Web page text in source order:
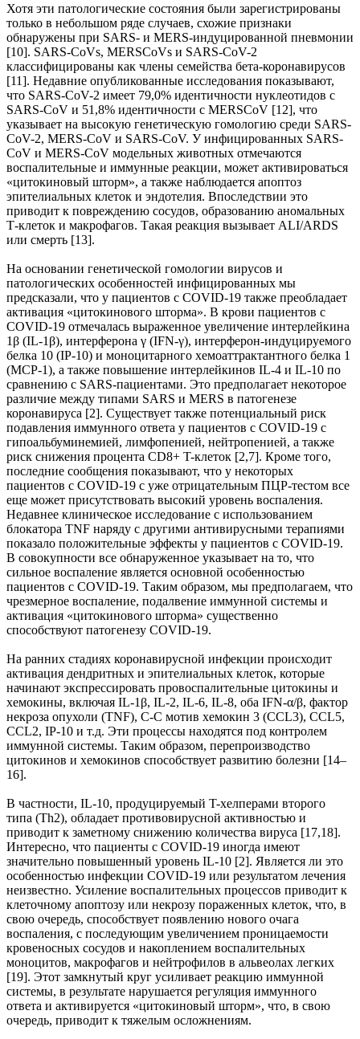
Хотя эти патологические состояния были зарегистрированы
только в небольшом ряде случаев, схожие признаки
обнаружены при SARS- и MERS-индуцированной пневмонии
[10]. SARS-CoVs, MERSCoVs и SARS-CoV-2
классифицированы как члены семейства бета-коронавирусов
[11]. Недавние опубликованные исследования показывают,
что SARS-CoV-2 имеет 79,0% идентичности нуклеотидов с
SARS-CoV и 51,8% идентичности с MERSCoV [12], что
указывает на высокую генетическую гомологию среди SARS-
CoV-2, MERS-CoV и SARS-CoV. У инфицированных SARS-
CoV и MERS-CoV модельных животных отмечаются
воспалительные и иммунные реакции, может активироваться
«цитокиновый шторм», а также наблюдается апоптоз
эпителиальных клеток и эндотелия. Впоследствии это
приводит к повреждению сосудов, образованию аномальных
Т-клеток и макрофагов. Такая реакция вызывает ALI/ARDS
или смерть [13].
На основании генетической гомологии вирусов и
патологических особенностей инфицированных мы
предсказали, что у пациентов с COVID-19 также преобладает
активация «цитокинового шторма». В крови пациентов с
COVID-19 отмечалась выраженное увеличение интерлейкина
1β (IL-1β), интерферона γ (IFN-γ), интерферон-индуцируемого
белка 10 (IP-10) и моноцитарного хемоаттрактантного белка 1
(MCP-1), а также повышение интерлейкинов IL-4 и IL-10 по
сравнению с SARS-пациентами. Это предполагает некоторое
различие между типами SARS и MERS в патогенезе
коронавируса [2]. Существует также потенциальный риск
подавления иммунного ответа у пациентов с COVID-19 с
гипоальбуминемией, лимфопенией, нейтропенией, а также
риск снижения процента CD8+ T-клеток [2,7]. Кроме того,
последние сообщения показывают, что у некоторых
пациентов с COVID-19 с уже отрицательным ПЦР-тестом все
еще может присутствовать высокий уровень воспаления.
Недавнее клиническое исследование с использованием
блокатора TNF наряду с другими антивирусными терапиями
показало положительные эффекты у пациентов с COVID-19.
В совокупности все обнаруженное указывает на то, что
сильное воспаление является основной особенностью
пациентов с COVID-19. Таким образом, мы предполагаем, что
чрезмерное воспаление, подалвение иммунной системы и
активация «цитокинового шторма» существенно
способствуют патогенезу COVID-19.
На ранних стадиях коронавирусной инфекции происходит
активация дендритных и эпителиальных клеток, которые
начинают экспрессировать провоспалительные цитокины и
хемокины, включая IL-1β, IL-2, IL-6, IL-8, оба IFN-α/β, фактор
некроза опухоли (TNF), С-С мотив хемокин 3 (CCL3), CCL5,
CCL2, IP-10 и т.д. Эти процессы находятся под контролем
иммунной системы. Таким образом, перепроизводство
цитокинов и хемокинов способствует развитию болезни [14–
16].
В частности, IL-10, продуцируемый T-хелперами второго
типа (Th2), обладает противовирусной активностью и
приводит к заметному снижению количества вируса [17,18].
Интересно, что пациенты с COVID-19 иногда имеют
значительно повышенный уровень IL-10 [2]. Является ли это
особенностью инфекции COVID-19 или результатом лечения
неизвестно. Усиление воспалительных процессов приводит к
клеточному апоптозу или некрозу пораженных клеток, что, в
свою очередь, способствует появлению нового очага
воспаления, с последующим увеличением проницаемости
кровеносных сосудов и накоплением воспалительных
моноцитов, макрофагов и нейтрофилов в альвеолах легких
[19]. Этот замкнутый круг усиливает реакцию иммунной
системы, в результате нарушается регуляция иммунного
ответа и активируется «цитокиновый шторм», что, в свою
очередь, приводит к тяжелым осложнениям.